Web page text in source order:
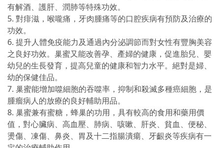
有解酒、護肝、潤肺等特殊功效。
5. 對痱滋，喉嚨痛，牙肉腫痛等的口腔疾病有預防及治療的
功效。
6. 提升人體免疫能力及通過內分泌調節而對女性有豐胸美容
之良好功效。巢蜜又能改善孕、產婦的健康，促進胎兒、嬰
幼兒的生長發育，提高兒童的健康和智力水平。絕對是婦、
幼的保健佳品。
7. 巢蜜能增加噬細胞的吞噬率，抑制和殺滅多種癌細胞，是
腫瘤病人的放療的良好輔助用品。
8. 巢蜜兼有蜜糖，蜂巢的功用，具有較高的食用和藥用價
值，對心臟病、高血壓、肺病、咳嗽、肝炎、貧血、便秘、
燙傷、凍傷、鼻炎、胃及十二指腸潰瘍、牙齦炎等疾病有一